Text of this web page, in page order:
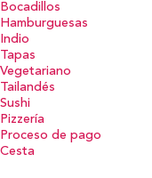
Bocadillos
Hamburguesas
Indio
Tapas
Vegetariano
Tailandés
Sushi
Pizzería
Proceso de pago
Cesta